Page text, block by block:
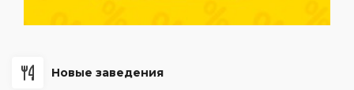
Новые заведения